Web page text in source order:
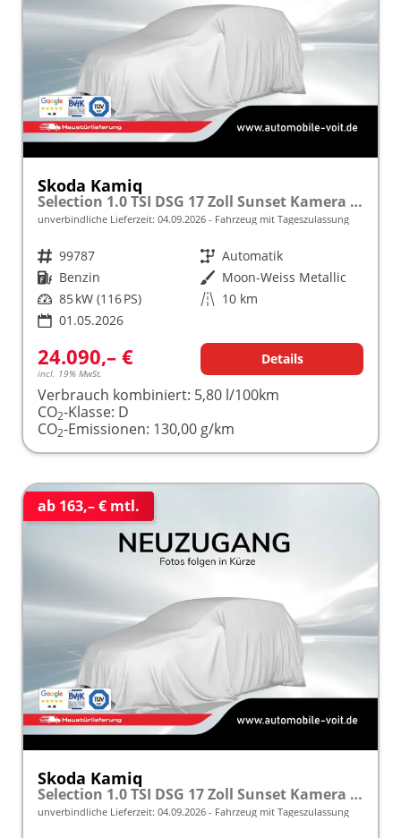
Skoda Kamiq
Selection 1.0 TSI DSG 17 Zoll Sunset Kamera PDC v+h
unverbindliche Lieferzeit: 04.09.2026 Fahrzeug mit Tageszulassung
Fahrzeugnr. 99787 Getriebe Automatik
Kraftstoff Benzin Außenfarbe Moon-Weiss Metallic
Leistung 85 kW (116 PS) Kilometerstand 10 km
01.05.2026
24.090,– €
incl. 19% MwSt.
Details
Verbrauch kombiniert: 5,80 l/100km
CO2-Klasse: D
CO2-Emissionen: 130,00 g/km
ab 163,– € mtl.
Skoda Kamiq
Selection 1.0 TSI DSG 17 Zoll Sunset Kamera PDC v+h
unverbindliche Lieferzeit: 04.09.2026 Fahrzeug mit Tageszulassung